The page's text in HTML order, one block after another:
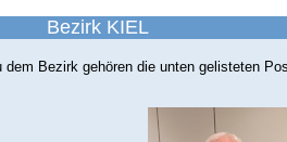
Bezirk KIEL
Bezirk gehören die unten gelisteten